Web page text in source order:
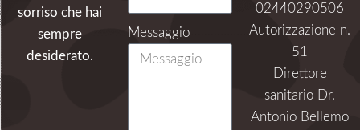
sorriso che hai
sempre
desiderato.
Messaggio
02440290506
Autorizzazione n.
51
Direttore
sanitario Dr.
Antonio Bellemo